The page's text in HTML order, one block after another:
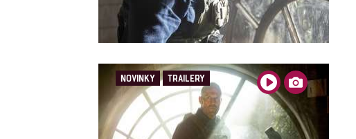
NOVINKY TRAILERY